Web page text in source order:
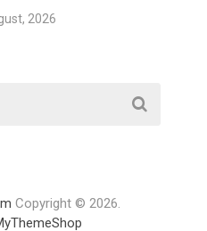
2026
Copyright © 2026.